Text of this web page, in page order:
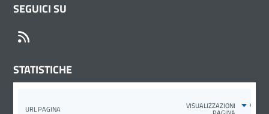
SEGUICI SU
STATISTICHE